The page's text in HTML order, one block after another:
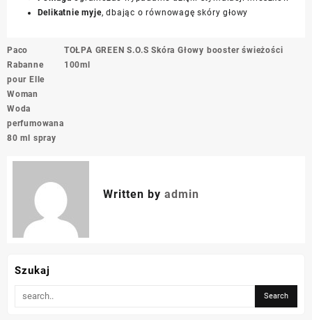
Delikatnie myje, dbając o równowagę skóry głowy
Nawigacja
wpisu
Paco
Rabanne
pour Elle
Woman
Woda
perfumowana
80 ml spray
TOŁPA GREEN S.O.S Skóra Głowy booster świeżości
100ml
Written by admin
Szukaj